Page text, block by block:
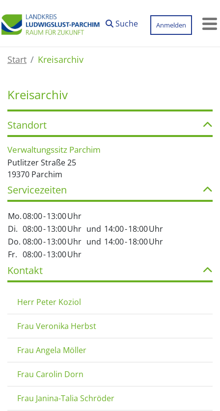
Suche
Anmelden
Start Kreisarchiv
Kreisarchiv
Standort
Verwaltungssitz Parchim
Putlitzer Straße 25
19370 Parchim
Servicezeiten
Mo.08:00-13:00Uhr
Di. 08:00-13:00Uhr und 14:00-18:00Uhr
Do. 08:00-13:00Uhr und 14:00-18:00Uhr
Fr. 08:00-13:00Uhr
Kontakt
Herr Peter Koziol
Frau Veronika Herbst
Frau Angela Möller
Frau Carolin Dorn
Frau Janina-Talia Schröder